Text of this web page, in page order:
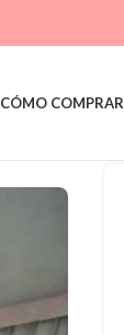
CÓMO COMPRAR